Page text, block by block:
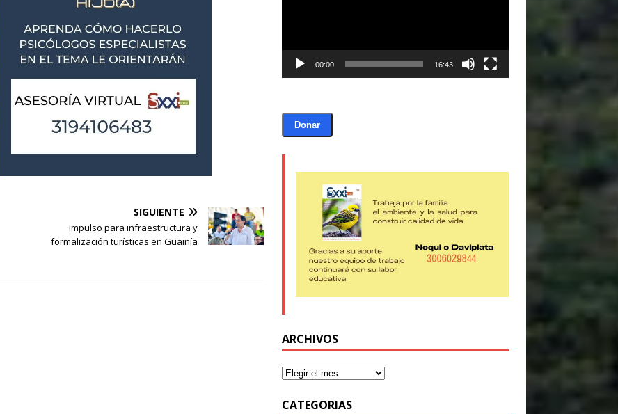
SIGUIENTE
Impulso para infraestructura y
formalización turísticas en Guainía
00:00 16:43
Donar
ARCHIVOS
CATEGORIAS